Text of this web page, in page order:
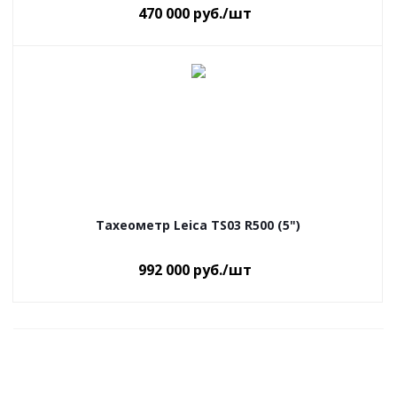
470 000 руб./шт
Тахеометр Leica TS03 R500 (5")
992 000 руб./шт